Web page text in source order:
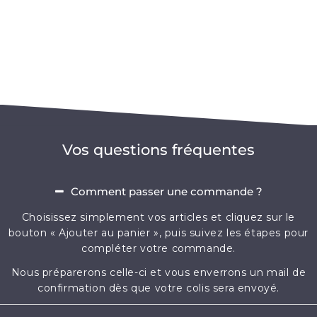
Vos questions fréquentes
Comment passer une commande ?
Choisissez simplement vos articles et cliquez sur le
bouton « Ajouter au panier », puis suivez les étapes pour
compléter votre commande.
Nous préparerons celle-ci et vous enverrons un mail de
confirmation dès que votre colis sera envoyé.